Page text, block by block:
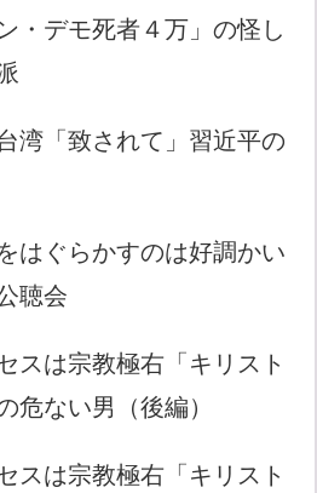
・デモ死者４万」の怪し
湾「致されて」習近平の
はぐらかすのは好調かい
聴会
スは宗教極右「キリスト
危ない男（後編）
スは宗教極右「キリスト